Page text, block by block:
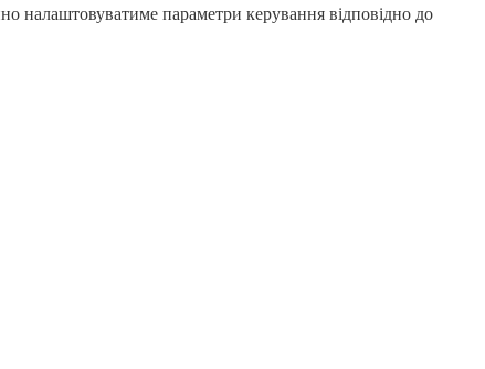
налаштовуватиме параметри керування відповідно до